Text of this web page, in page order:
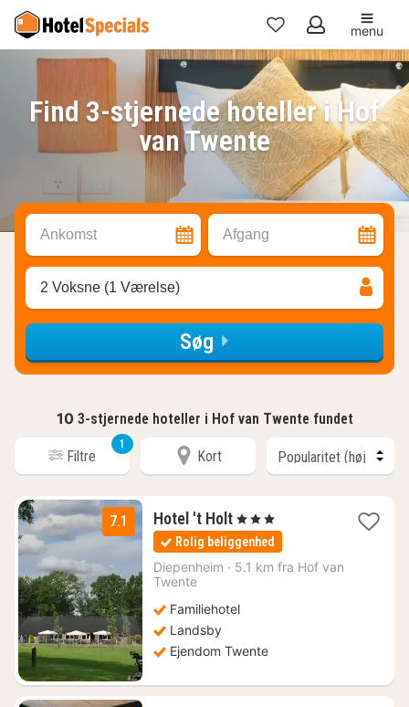
Mine
favoritter
menu
Find 3-stjernede hoteller i Hof
van Twente
Ankomst Afgang
2 Voksne (1 Værelse)
Søg
10 3-stjernede hoteller i Hof van Twente fundet
Filtre
1
Kort
7.1 Hotel 't Holt1
nat
fra
898
, 3 Stjerner
Rolig beliggenhed
Diepenheim · 5.1 km fra Hof van
Twente
Familiehotel
Landsby
Ejendom Twente